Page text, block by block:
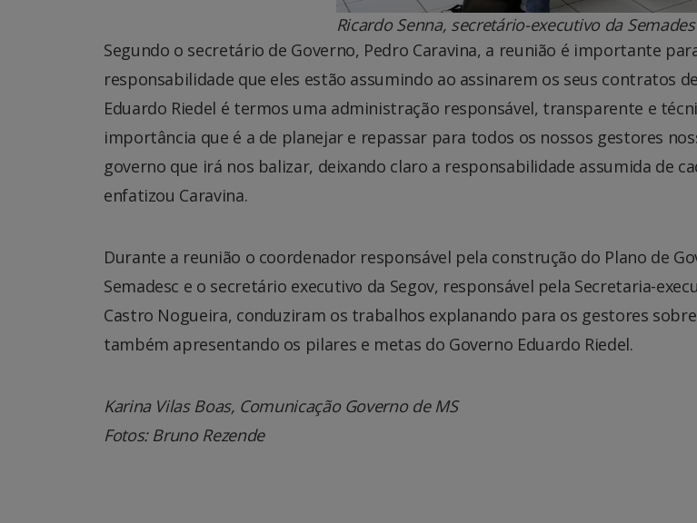
Ricardo Senna, secretário-executivo da
Segundo o secretário de Governo, Pedro Caravina, a reunião é importante
responsabilidade que eles estão assumindo ao assinarem os seus contratos
Eduardo Riedel é termos uma administração responsável, transparente e
importância que é a de planejar e repassar para todos os nossos gestores
governo que irá nos balizar, deixando claro a responsabilidade assumida de
enfatizou Caravina.
Durante a reunião o coordenador responsável pela construção do Plano de
Semadesc e o secretário executivo da Segov, responsável pela Secretaria-
Castro Nogueira, conduziram os trabalhos explanando para os gestores
também apresentando os pilares e metas do Governo Eduardo Riedel.
Karina Vilas Boas, Comunicação Governo de MS
Fotos: Bruno Rezende